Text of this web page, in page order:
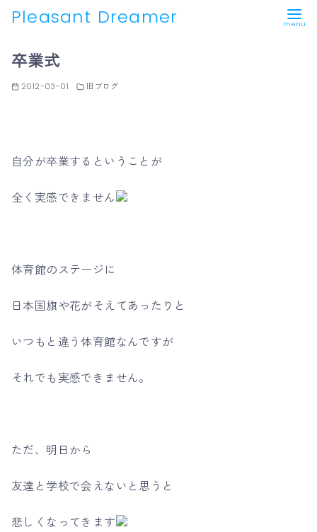
Pleasant Dreamer
卒業式
2012-03-01 旧ブログ
自分が卒業するということが
全く実感できません
体育館のステージに
日本国旗や花がそえてあったりと
いつもと違う体育館なんですが
それでも実感できません。
ただ、明日から
友達と学校で会えないと思うと
悲しくなってきます